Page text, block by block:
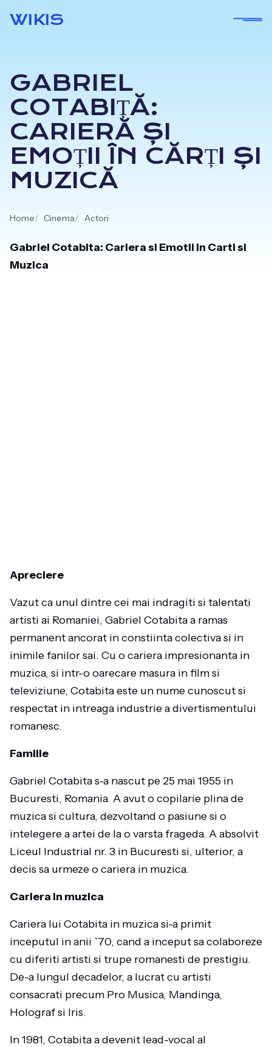
WIKIS
GABRIEL
COTABIȚĂ:
CARIERĂ ȘI
EMOȚII ÎN CĂRȚI ȘI
MUZICĂ
Home Cinema Actori
Gabriel Cotabita: Cariera si Emotii in Carti si
Muzica
Apreciere
Vazut ca unul dintre cei mai indragiti si talentati
artisti ai Romaniei, Gabriel Cotabita a ramas
permanent ancorat in constiinta colectiva si in
inimile fanilor sai. Cu o cariera impresionanta in
muzica, si intr-o oarecare masura in film si
televiziune, Cotabita este un nume cunoscut si
respectat in intreaga industrie a divertismentului
romanesc.
Familie
Gabriel Cotabita s-a nascut pe 25 mai 1955 in
Bucuresti, Romania. A avut o copilarie plina de
muzica si cultura, dezvoltand o pasiune si o
intelegere a artei de la o varsta frageda. A absolvit
Liceul Industrial nr. 3 in Bucuresti si, ulterior, a
decis sa urmeze o cariera in muzica.
Cariera in muzica
Cariera lui Cotabita in muzica si-a primit
inceputul in anii `70, cand a inceput sa colaboreze
cu diferiti artisti si trupe romanesti de prestigiu.
De-a lungul decadelor, a lucrat cu artisti
consacrati precum Pro Musica, Mandinga,
Holograf si Iris.
In 1981, Cotabita a devenit lead-vocal al